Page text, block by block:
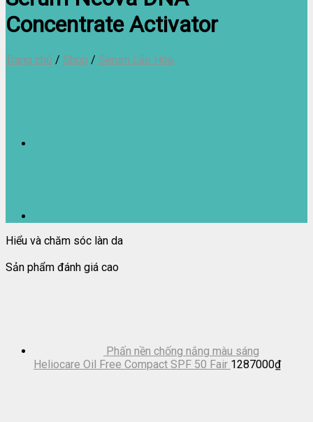
Concentrate Activator
Trang chủ / Shop / Serum Lão Hóa
Hiểu và chăm sóc làn da
Sản phẩm đánh giá cao
Phấn nền chống nắng màu sáng
Heliocare Oil Free Compact SPF 50 Fair 1287000₫